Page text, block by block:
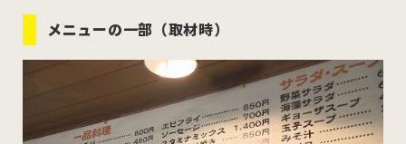
メニューの一部（取材時）